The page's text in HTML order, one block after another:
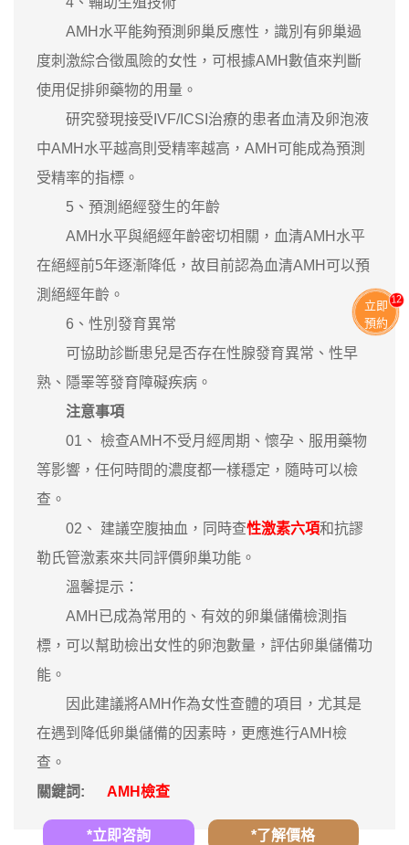
AMH水平能夠預測卵巢反應性，識別有卵巢過
度刺激綜合徵風險的女性，可根據AMH數值來判斷
使用促排卵藥物的用量。
研究發現接受IVF/ICSI治療的患者血清及卵泡液
中AMH水平越高則受精率越高，AMH可能成為預測
受精率的指標。
5、預測絕經發生的年齡
AMH水平與絕經年齡密切相關，血清AMH水平
在絕經前5年逐漸降低，故目前認為血清AMH可以預
測絕經年齡。
6、性別發育異常
可協助診斷患兒是否存在性腺發育異常、性早
熟、隱睪等發育障礙疾病。
注意事項
01、 檢查AMH不受月經周期、懷孕、服用藥物
等影響，任何時間的濃度都一樣穩定，隨時可以檢
查。
02、 建議空腹抽血，同時查性激素六項和抗謬
勒氏管激素來共同評價卵巢功能。
溫馨提示：
AMH已成為常用的、有效的卵巢儲備檢測指
標，可以幫助檢出女性的卵泡數量，評估卵巢儲備功
能。
因此建議將AMH作為女性查體的項目，尤其是
在遇到降低卵巢儲備的因素時，更應進行AMH檢
查。
關鍵詞:
AMH檢查
*立即咨詢 *了解價格
立即
預約
13